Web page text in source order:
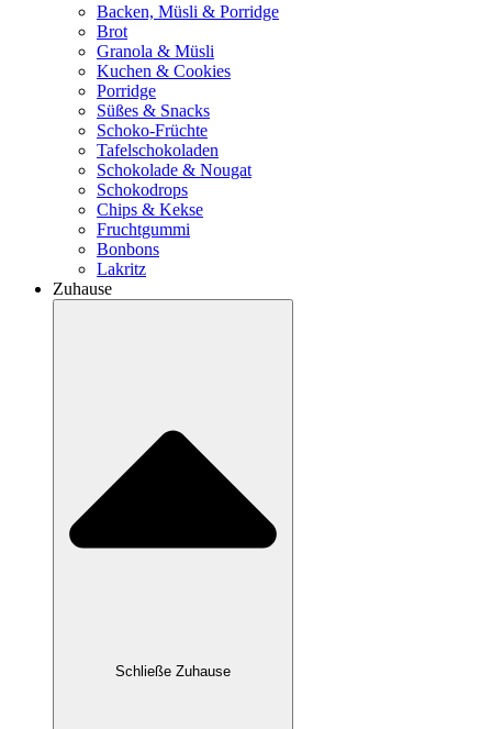
Backen, Müsli & Porridge
Brot
Granola & Müsli
Kuchen & Cookies
Porridge
Süßes & Snacks
Schoko-Früchte
Tafelschokoladen
Schokolade & Nougat
Schokodrops
Chips & Kekse
Fruchtgummi
Bonbons
Lakritz
Zuhause
Schließe Zuhause